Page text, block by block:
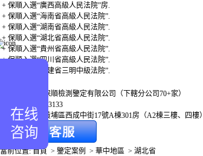
+ 保順入選“廣西高級人民法院”房.
+ 保順入選“海南省高級人民法院”.
+ 保順入選“湖南省高級人民法院”.
+ 保順入選“湖北省高級人民法院”.
+ 保順入選“貴州省高級人民法院”.
+ 保順入選“四川省高級人民法院”.
+ 保順入選“福建省三明中級法院”.
總公司：廣東保順檢測鑒定有限公司（下轄分公司70+家）
熱線：400-850-3133
地址：廣州市黃埔區西成中街17號A棟301房（A2棟三樓、四樓）
當前位置:首頁 > 鑒定案例 > 華中地區 > 湖北省
在线
咨询